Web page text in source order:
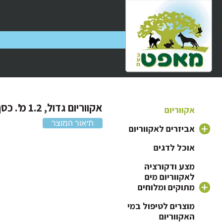
אקווריום
אביזרים לאקווריום
משאבה לאקווריום
פילטר לאקווריום
ראש כוח לאקווריום
תאורה לאקווריום
אוכל לדגים
מצע ודקורציה
לאקווריום מים
מתוקים ומלוחים
חצץ לאקווריום
מוצרים לטיפול במי
האקווריום
אקווריום גדול, 1.2 מ'. כסף
תיאור המוצר